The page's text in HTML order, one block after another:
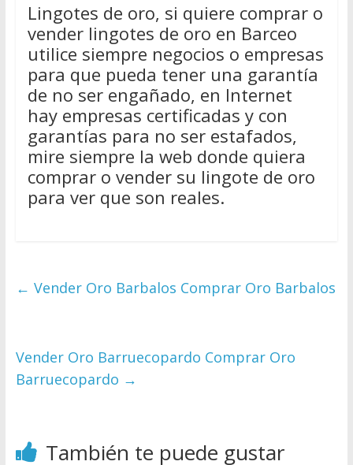
Lingotes de oro, si quiere comprar o
vender lingotes de oro en Barceo
utilice siempre negocios o empresas
para que pueda tener una garantía
de no ser engañado, en Internet
hay empresas certificadas y con
garantías para no ser estafados,
mire siempre la web donde quiera
comprar o vender su lingote de oro
para ver que son reales.
← Vender Oro Barbalos Comprar Oro Barbalos
Vender Oro Barruecopardo Comprar Oro
Barruecopardo →
También te puede gustar